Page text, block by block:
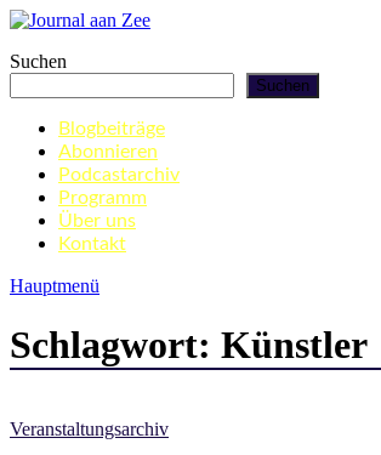
Zum
springen
Journal aan Zee
Suchen
Suchen
Blogbeiträge
Abonnieren
Podcastarchiv
Programm
Über uns
Kontakt
Hauptmenü
Schlagwort: Künstler
Veranstaltungsarchiv